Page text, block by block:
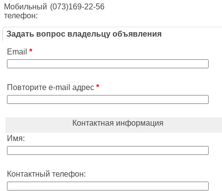
Мобильный
телефон:
(073)169-22-56
Задать вопрос владельцу объявления
Email *
Повторите e-mail адрес *
Контактная информация
Имя:
Контактный телефон: